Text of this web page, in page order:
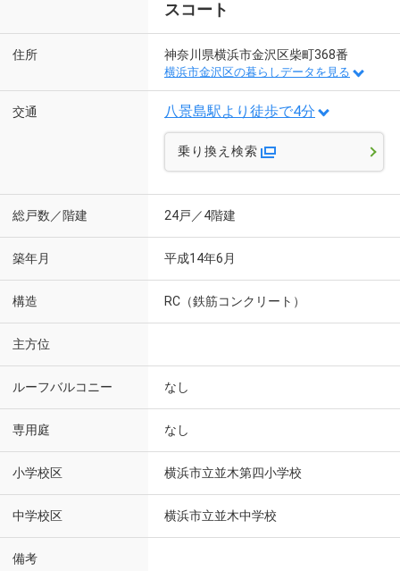
スコート
住所 神奈川県横浜市金沢区柴町368番
横浜市金沢区の暮らしデータを見る
交通 八景島駅より徒歩で4分
乗り換え検索
総戸数／階建 24戸／4階建
築年月 平成14年6月
構造 RC（鉄筋コンクリート）
主方位
ルーフバルコニー なし
専用庭 なし
小学校区 横浜市立並木第四小学校
中学校区 横浜市立並木中学校
備考